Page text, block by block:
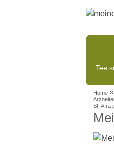
Tee
Home »
St. Afra